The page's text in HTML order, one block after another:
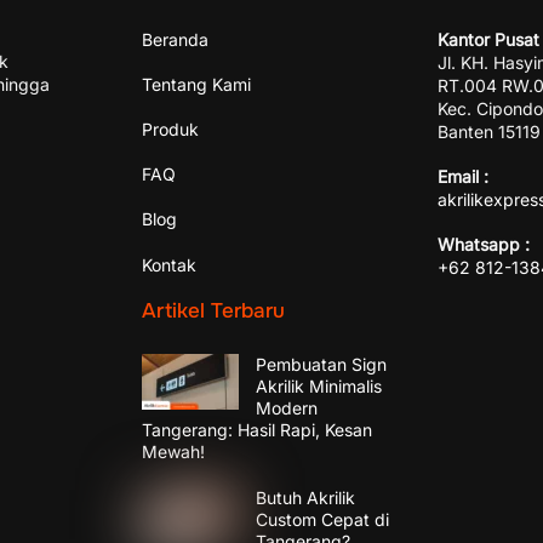
Beranda
Tentang Kami
Produk
FAQ
Blog
Kontak
Kantor Pusat
Jl. KH.
RT.004
Kec.
Banten 15119
Email :
Whatsapp :
+62 812-
Artikel Terbaru
Pembuatan Sign
Akrilik Minimalis
Modern
Tangerang: Hasil Rapi, Kesan
Mewah!
Butuh Akrilik
Custom Cepat di